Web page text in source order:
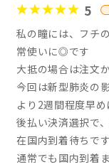
5
私の瞳には、フチ
常使いに◎です
大抵の場合は注文
今回は新型肺炎の
より2週間程度早
後払い決済選択で
在国内到着待ちです
通常でも国内到着